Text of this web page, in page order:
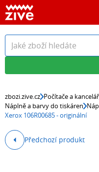
zbozi.zive.cz Počítače a kancelář
Náplně a barvy do tiskáren
Xerox 106R00685 - originální
Předchozí produkt